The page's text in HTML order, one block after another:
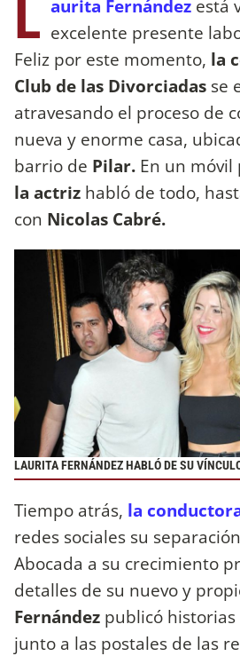
L aurita Fernández está
excelente presente
Feliz por este momento, la
Club de las Divorciadas se
atravesando el proceso de
nueva y enorme casa,
barrio de Pilar. En un móvil
la actriz habló de todo,
con Nicolas Cabré.
LAURITA FERNÁNDEZ HABLÓ DE SU
Tiempo atrás, la
redes sociales su
Abocada a su crecimiento
detalles de su nuevo y
Fernández publicó historias
junto a las postales de las